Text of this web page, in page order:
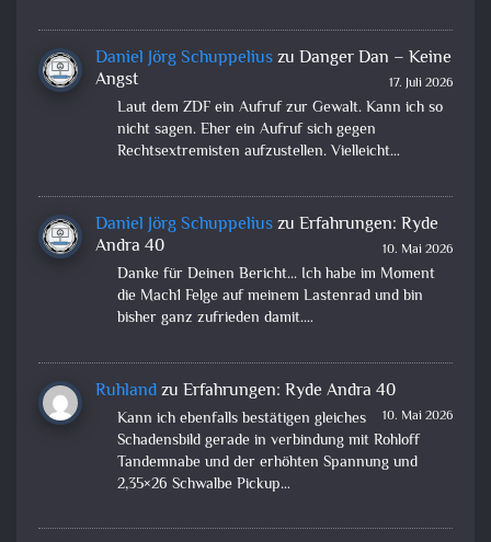
Daniel Jörg Schuppeliuszu Danger Dan – Keine
Angst
17. Juli 2026
Laut dem ZDF ein Aufruf zur Gewalt. Kann ich so
nicht sagen. Eher ein Aufruf sich gegen
Rechtsextremisten aufzustellen. Vielleicht…
Daniel Jörg Schuppeliuszu Erfahrungen: Ryde
Andra 40
10. Mai 2026
Danke für Deinen Bericht... Ich habe im Moment
die Mach1 Felge auf meinem Lastenrad und bin
bisher ganz zufrieden damit.…
Ruhlandzu Erfahrungen: Ryde Andra 40
10. Mai 2026
Kann ich ebenfalls bestätigen gleiches
Schadensbild gerade in verbindung mit Rohloff
Tandemnabe und der erhöhten Spannung und
2,35×26 Schwalbe Pickup…